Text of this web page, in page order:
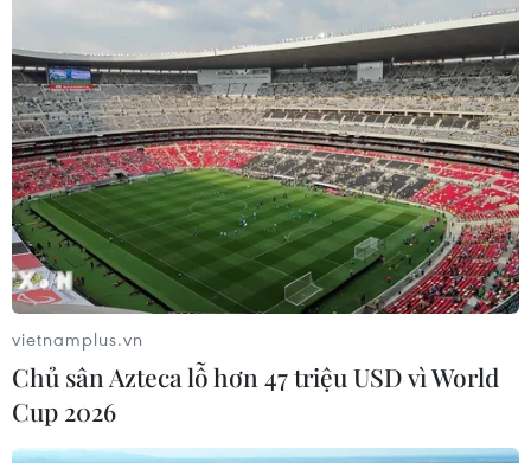
lượng điện khoảng 184 triệu kWh, đáp ứng nhu cầu sử
dụng điện tương đương khoảng 150.000 hộ dân.
vietnamplus.vn
Chủ sân Azteca lỗ hơn 47 triệu USD vì World
Cup 2026